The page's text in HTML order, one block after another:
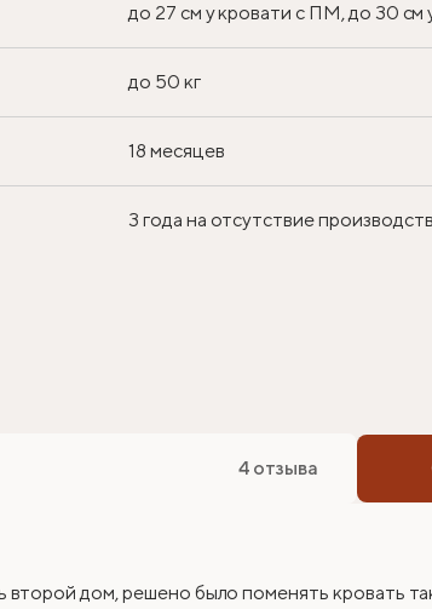
до 27 см у кровати с ПМ, до 30 см
до 50 кг
18 месяцев
3 года на отсутствие
4 отзыва
второй дом, решено было поменять кровать